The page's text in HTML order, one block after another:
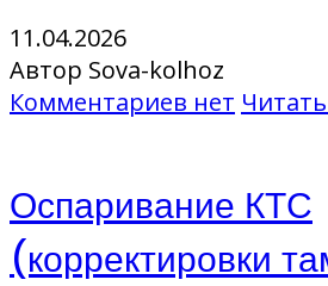
11.04.2026
Автор Sova-kolhoz
Комментариев нет
Оспаривание КТС
(корректировки